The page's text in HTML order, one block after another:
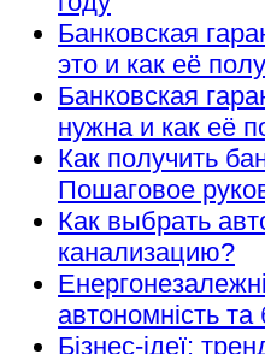
Банковская
это и как её
Банковская
нужна и как её
Как получить
Пошаговое
Как выбрать
канализацию?
автономність та
Бізнес-ідеї: